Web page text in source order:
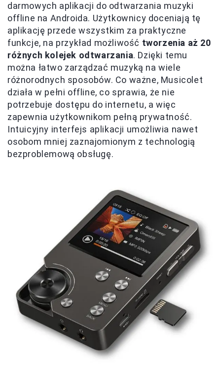
darmowych aplikacji do odtwarzania muzyki
offline na Androida. Użytkownicy doceniają tę
aplikację przede wszystkim za praktyczne
funkcje, na przykład możliwość tworzenia aż 20
różnych kolejek odtwarzania. Dzięki temu
można łatwo zarządzać muzyką na wiele
różnorodnych sposobów. Co ważne, Musicolet
działa w pełni offline, co sprawia, że nie
potrzebuje dostępu do internetu, a więc
zapewnia użytkownikom pełną prywatność.
Intuicyjny interfejs aplikacji umożliwia nawet
osobom mniej zaznajomionym z technologią
bezproblemową obsługę.